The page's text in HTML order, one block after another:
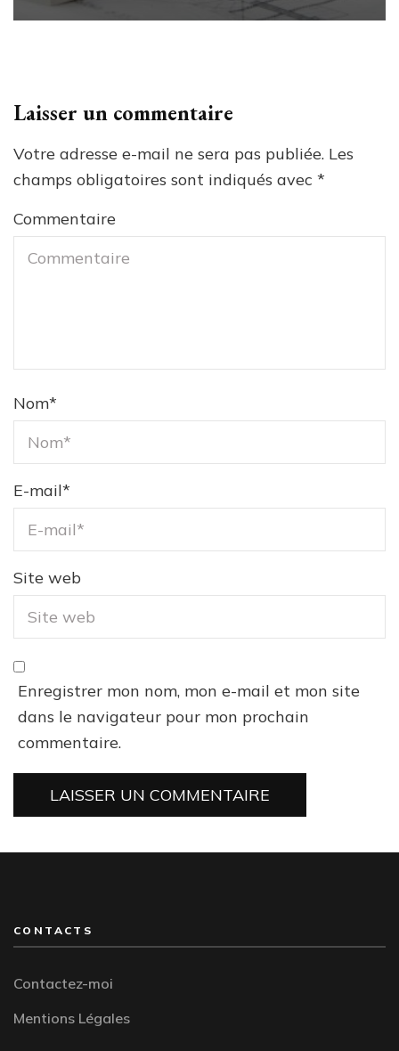
Laisser un commentaire
Votre adresse e-mail ne sera pas publiée. Les
champs obligatoires sont indiqués avec *
Commentaire
Nom*
E-mail*
Site web
Enregistrer mon nom, mon e-mail et mon site
dans le navigateur pour mon prochain
commentaire.
CONTACTS
Contactez-moi
Mentions Légales